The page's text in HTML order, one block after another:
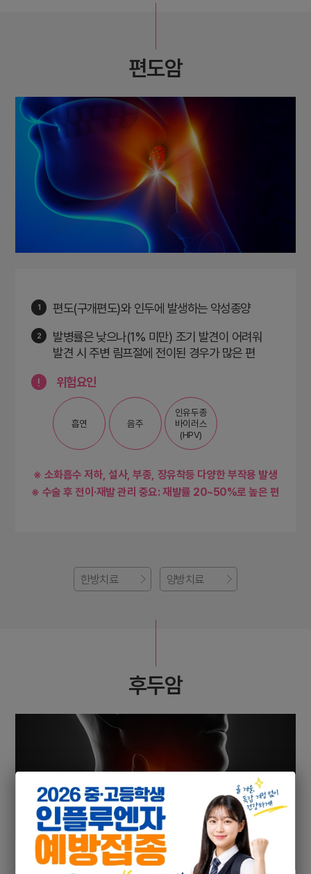
편도암
1 편도(구개편도)와 인두에 발생하는 악성종양
2
발병률은 낮으나(1% 미만) 조기 발견이 어려워
발견 시 주변 림프절에 전이된 경우가 많은 편
위험요인
흡연 음주
인유두종
바이러스
(HPV)
※ 소화흡수 저하, 설사, 부종, 장유착등 다양한 부작용 발생
※ 수술 후 전이·재발 관리 중요: 재발률 20~50%로 높은 편
한방치료 양방치료
후두암